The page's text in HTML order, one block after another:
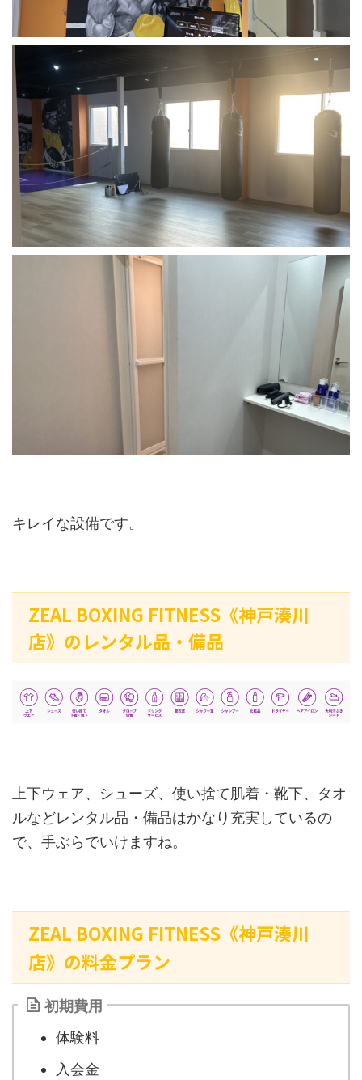
キレイな設備です。
ZEAL BOXING FITNESS《神戸湊川
店》のレンタル品・備品
上下ウェア、シューズ、使い捨て肌着・靴下、タオ
ルなどレンタル品・備品はかなり充実しているの
で、手ぶらでいけますね。
ZEAL BOXING FITNESS《神戸湊川
店》の料金プラン
初期費用
体験料
入会金